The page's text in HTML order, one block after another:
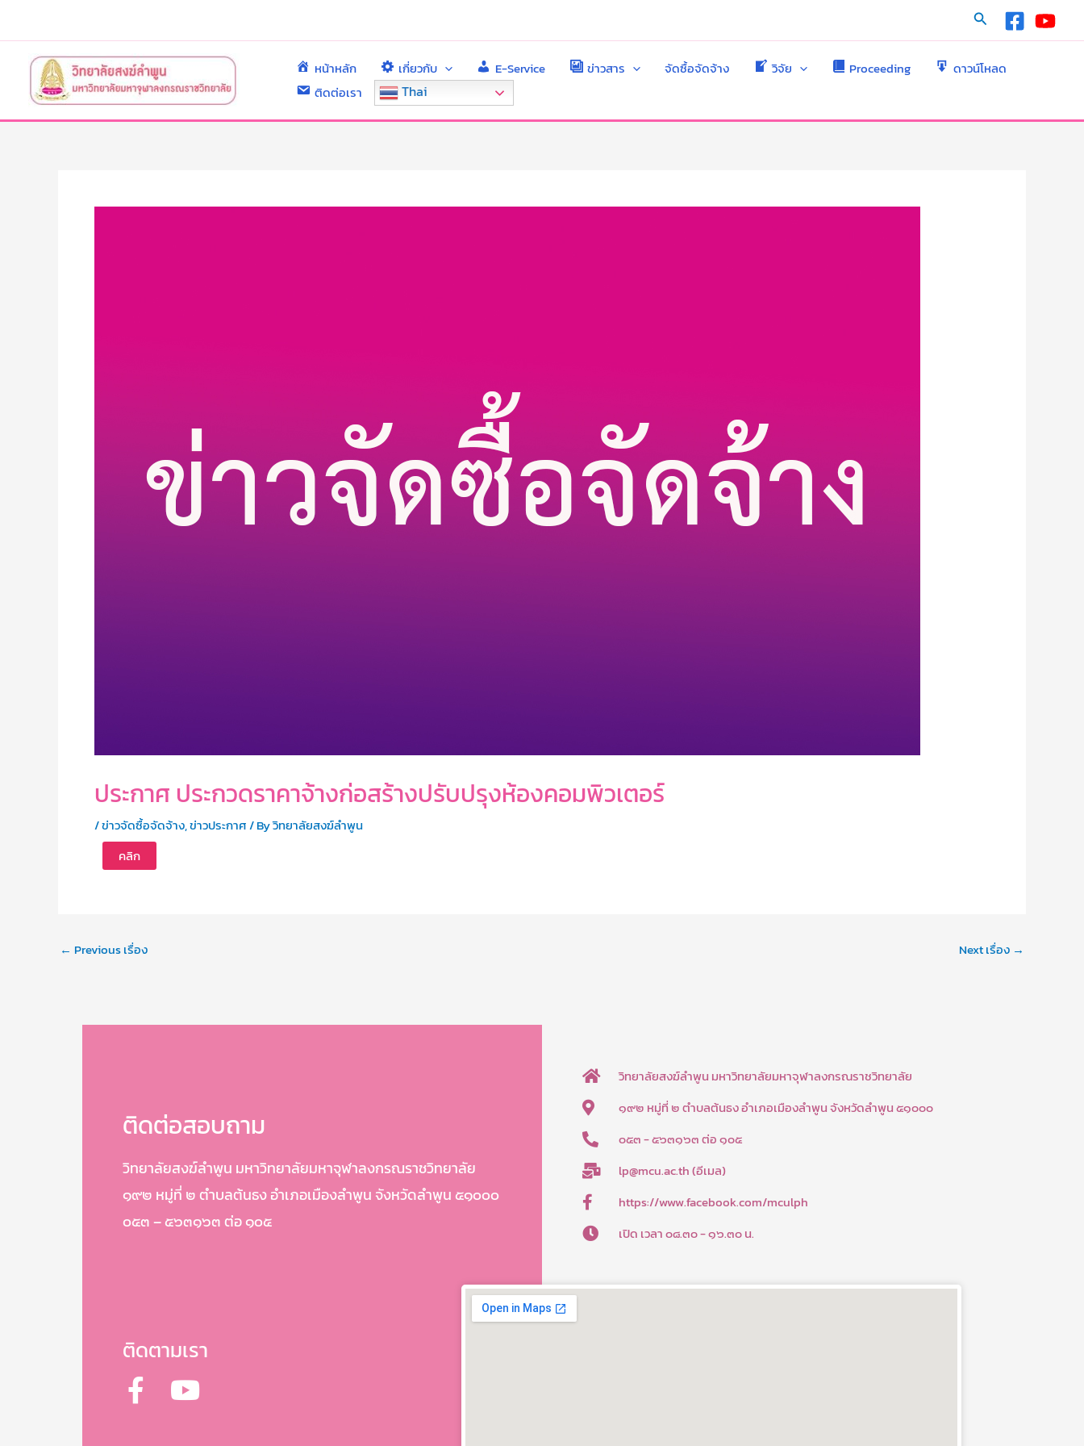
content
Search
หน้าหลัก เกี่ยวกับ E-Service ข่าวสาร จัดซื้อจัดจ้าง วิจัย Proceeding
ดาวน์โหลด
ติดต่อเรา
Thai
ประกาศ ประกวดราคาจ้างก่อสร้างปรับปรุงห้องคอมพิวเตอร์
/ข่าวจัดซื้อจัดจ้าง,ข่าวประกาศ/ Byวิทยาลัยสงฆ์ลำพูน
คลิก
← Previous เรื่อง Next เรื่อง →
ติดต่อสอบถาม
วิทยาลัยสงฆ์ลำพูน มหาวิทยาลัยมหาจุฬาลงกรณราชวิทยาลัย
๑๙๒ หมู่ที่ ๒ ตำบลต้นธง อำเภอเมืองลำพูน จังหวัดลำพูน ๕๑๐๐๐
๐๕๓ – ๕๖๓๑๖๓ ต่อ ๑๐๕
ติดตามเรา
F
a
c
Y
o
วิทยาลัยสงฆ์ลำพูน มหาวิทยาลัยมหาจุฬาลงกรณราชวิทยาลัย
๑๙๒ หมู่ที่ ๒ ตำบลต้นธง อำเภอเมืองลำพูน จังหวัดลำพูน ๕๑๐๐๐
๐๕๓ - ๕๖๓๑๖๓ ต่อ ๑๐๕
lp@mcu.ac.th (อีเมล)
https://www.facebook.com/mculph
เปิด เวลา ๐๘.๓๐ - ๑๖.๓๐ น.